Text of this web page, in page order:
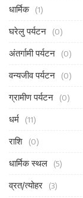
धार्मिक (1)
घरेलु पर्यटन (0)
अंतर्गामी पर्यटन (0)
वन्यजीव पर्यटन (0)
ग्रामीण पर्यटन (0)
धर्म (11)
राशि (0)
धार्मिक स्थल (5)
व्रत/त्योहर (3)